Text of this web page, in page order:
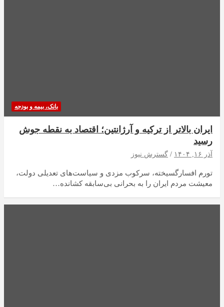
بانک، بیمه و بودجه
ایران بالاتر از ترکیه و آرژانتین؛ اقتصاد به نقطه جوش
رسید
آذر ۱۶, ۱۴۰۴ گسترش نیوز
تورم افسارگسیخته، سرکوب مزدی و سیاست‌های تعدیلی دولت،
معیشت مردم ایران را به بحرانی بی‌سابقه کشانده…